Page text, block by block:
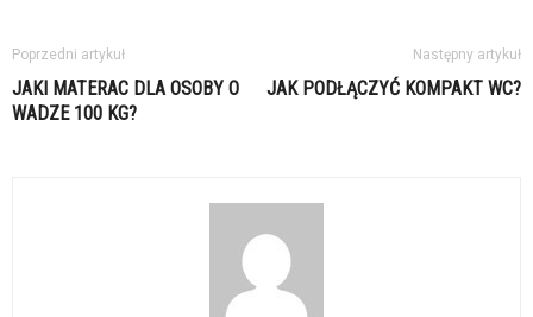
Poprzedni artykuł
JAKI MATERAC DLA OSOBY O
WADZE 100 KG?
Następny artykuł
JAK PODŁĄCZYĆ KOMPAKT WC?